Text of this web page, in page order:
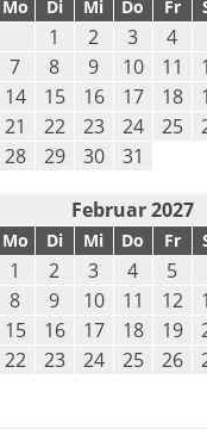
Mo Di Mi Do Fr
1 2 3 4
7
8 9 10 11
14
15 16 17 18
21
22 23 24 25
28
29 30 31
Februar 2027
Mo Di Mi Do Fr
1 2 3 4 5
8
9 10 11 12
15
16 17 18 19
22
23 24 25 26